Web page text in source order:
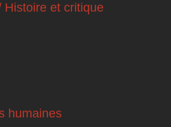
Histoire et critique
humaines